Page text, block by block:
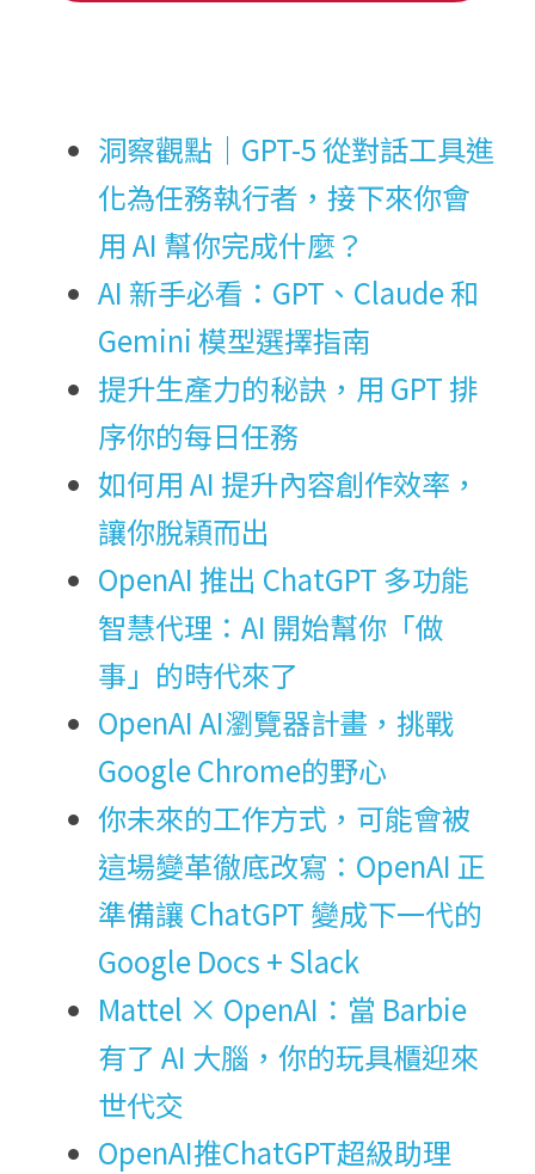
洞察觀點｜GPT-5 從對話工具進
化為任務執行者，接下來你會
用 AI 幫你完成什麼？
AI 新手必看：GPT、Claude 和
Gemini 模型選擇指南
提升生產力的秘訣，用 GPT 排
序你的每日任務
如何用 AI 提升內容創作效率，
讓你脫穎而出
OpenAI 推出 ChatGPT 多功能
智慧代理：AI 開始幫你「做
事」的時代來了
OpenAI AI瀏覽器計畫，挑戰
Google Chrome的野心
你未來的工作方式，可能會被
這場變革徹底改寫：OpenAI 正
準備讓 ChatGPT 變成下一代的
Google Docs + Slack
Mattel × OpenAI：當 Barbie
有了 AI 大腦，你的玩具櫃迎來
世代交
OpenAI推ChatGPT超級助理